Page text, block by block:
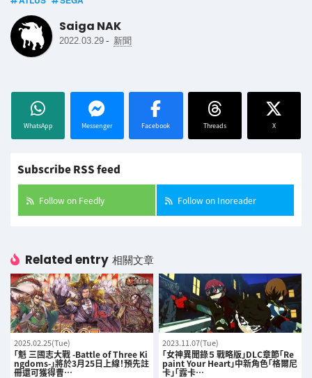
Saiga NAK
2022.03.29 - 新聞
WhatsApp Messenger Facebook Threads X
Subscribe RSS feed
Follow on Feedly Follow on Inoreader
Related entry 相關文章
2025.02.25(Tue)
「魁 三國志大戰 -Battle of Three Ki
ngdoms-」將於3月25日上線！預先註
冊還可獲得曹…
2023.11.07(Tue)
「女神異聞錄５ 戰略版」DLC章節「Re
paint Your Heart」中新角色「格爾尼
卡」「露卡…